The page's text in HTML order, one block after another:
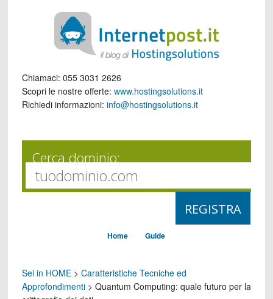
Chiamaci: 055 3031 2626
Scopri le nostre offerte: www.hostingsolutions.it
Richiedi informazioni: info@hostingsolutions.it
Cerca dominio:
Home Guide
Sei in HOME> Caratteristiche Tecniche ed
Approfondimenti> Quantum Computing: quale futuro per la